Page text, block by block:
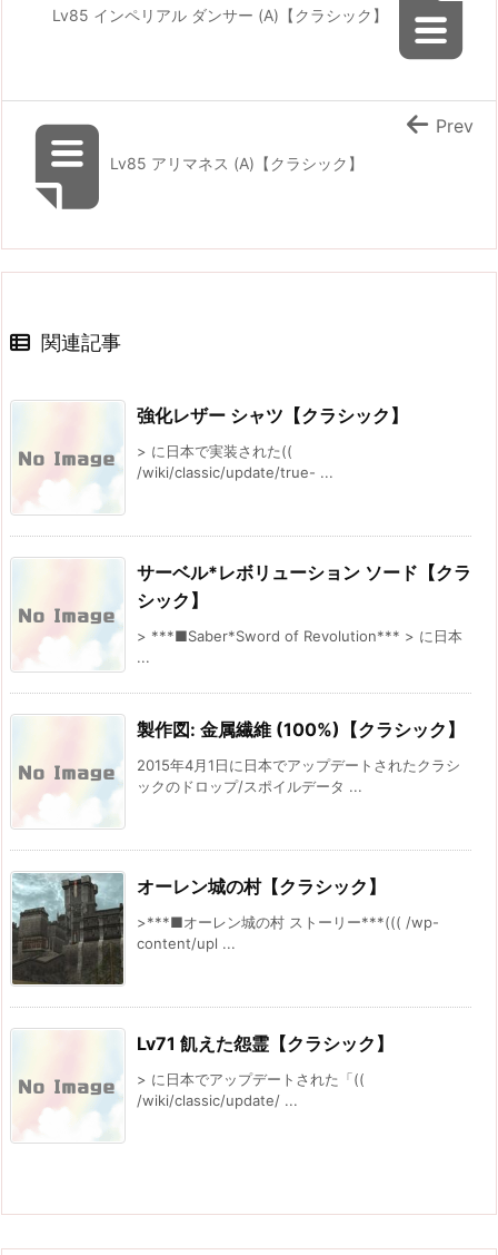
Lv85 インペリアル ダンサー (A)【クラシック】
Lv85 アリマネス (A)【クラシック】
Prev
関連記事
強化レザー シャツ【クラシック】
> に日本で実装された((
/wiki/classic/update/true- ...
サーベル*レボリューション ソード【クラ
シック】
> ***■Saber*Sword of Revolution*** > に日本
...
製作図: 金属繊維 (100%)【クラシック】
2015年4月1日に日本でアップデートされたクラシ
ックのドロップ/スポイルデータ ...
オーレン城の村【クラシック】
>***■オーレン城の村 ストーリー***((( /wp-
content/upl ...
Lv71 飢えた怨霊【クラシック】
> に日本でアップデートされた「((
/wiki/classic/update/ ...